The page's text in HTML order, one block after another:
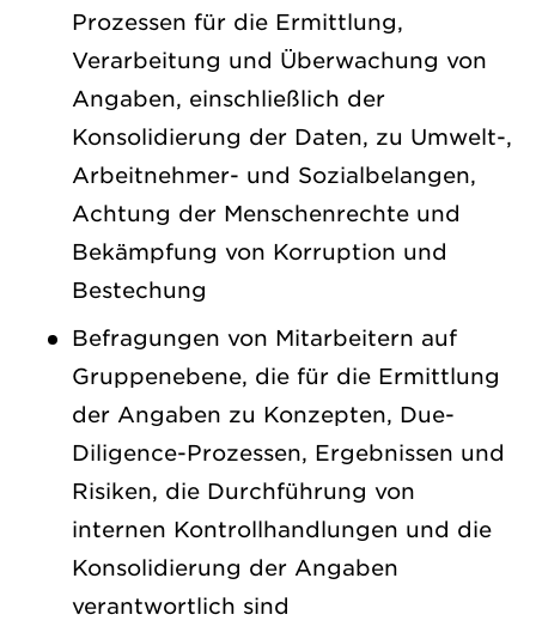
Prozessen für die Ermittlung,
Verarbeitung und Überwachung von
Angaben, einschließlich der
Konsolidierung der Daten, zu Umwelt-,
Arbeitnehmer- und Sozialbelangen,
Achtung der Menschenrechte und
Bekämpfung von Korruption und
Bestechung
Befragungen von Mitarbeitern auf
Gruppenebene, die für die Ermittlung
der Angaben zu Konzepten, Due-
Diligence-Prozessen, Ergebnissen und
Risiken, die Durchführung von
internen Kontrollhandlungen und die
Konsolidierung der Angaben
verantwortlich sind